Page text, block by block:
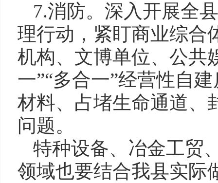
7.消防。深入开展全
理行动，紧盯商业综合
机构、文博单位、公共
一”“多合一”经营性自
材料、占堵生命通道、
问题。
特种设备、冶金工贸
领域也要结合我县实际